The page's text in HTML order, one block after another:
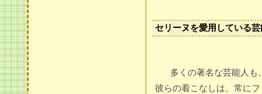
セリーヌを愛用している
多くの著名な芸能人も
彼らの着こなしは、常に